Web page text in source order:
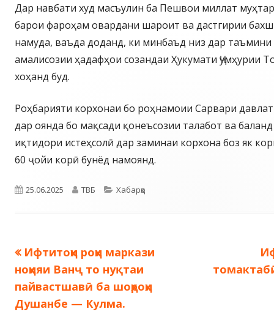
Дар навбати худ масъулин ба Пешвои миллат
барои фароҳам овардани шароит ва дастгирии
намуда, ваъда доданд, ки минбаъд низ дар
амалисозии ҳадафҳои созандаи Ҳукумати Ҷумҳурии
хоҳанд буд.
Роҳбарияти корхонаи бо роҳнамоии Сарвари
дар оянда бо мақсади қонеъсозии талабот ва
иқтидори истеҳсолӣ дар заминаи корхона боз як
60 ҷойи корӣ бунёд намоянд.
Опубликовано
25.06.2025 Автор
ТВБ Рубрики
Хабарҳо
Навигация
по
записям
Предыдущая
запись:
Ифтитоҳи роҳи маркази
ноҳияи Ванҷ то нуқтаи
пайвастшавӣ ба шоҳроҳи
Душанбе — Кулма.